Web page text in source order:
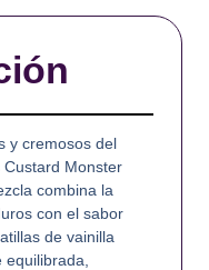
y cremosos del
Monster
combina la
con el sabor
de vainilla